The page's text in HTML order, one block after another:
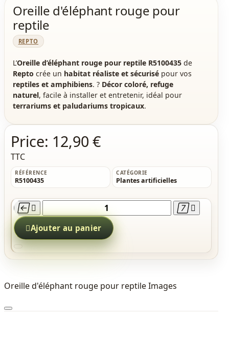
Oreille d'éléphant rouge pour
reptile
REPTO
L’Oreille d’éléphant rouge pour reptile R5100435 de
Repto crée un habitat réaliste et sécurisé pour vos
reptiles et amphibiens. ? Décor coloré, refuge
naturel, facile à installer et entretenir, idéal pour
terrariums et paludariums tropicaux.
Price: 12,90 €
TTC
RÉFÉRENCE
R5100435
CATÉGORIE
Plantes artificielles
   
Ajouter au panier
Oreille d'éléphant rouge pour reptile Images